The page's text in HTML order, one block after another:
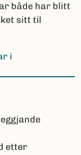
både har blitt
sitt til
i
etter